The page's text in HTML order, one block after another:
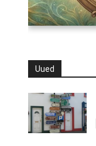
Uued